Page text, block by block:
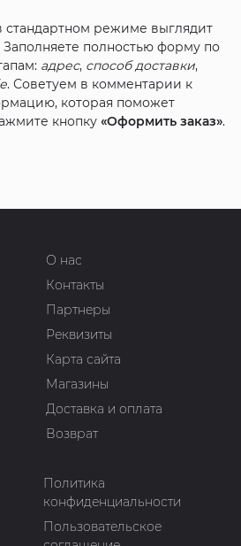
стандартном режиме выглядит
полностью форму по
адрес, способ доставки,
. Советуем в комментарии к
которая поможет
кнопку «Оформить заказ».
О нас
Контакты
Партнеры
Реквизиты
Карта сайта
Магазины
Доставка и оплата
Возврат
Политика
конфиденциальности
Пользовательское